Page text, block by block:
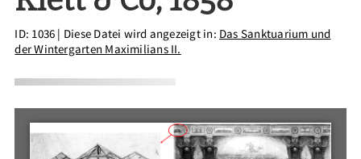
ID: 1036 | Diese Datei wird angezeigt in: Das Sanktuarium und
der Wintergarten Maximilians II.